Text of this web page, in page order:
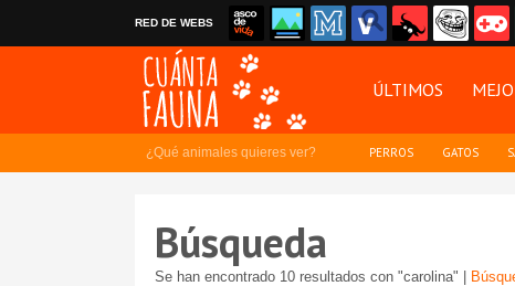
RED DE WEBS
ÚLTIMOS
¿Qué animales quieres ver? PERROS GATOS
Búsqueda
Se han encontrado 10 resultados con "carolina" |